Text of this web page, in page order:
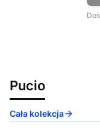
Pucio
Cała kolekcja